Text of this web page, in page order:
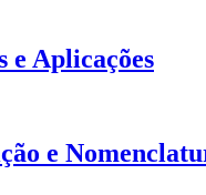
e Aplicações
e